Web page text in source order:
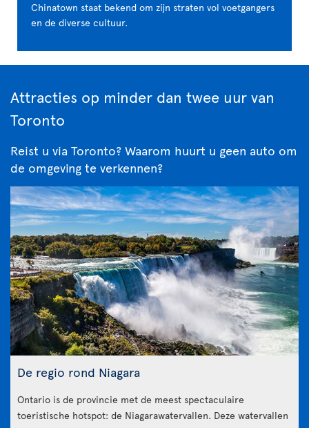
Chinatown staat bekend om zijn straten vol voetgangers
en de diverse cultuur.
Attracties op minder dan twee uur van
Toronto
Reist u via Toronto? Waarom huurt u geen auto om
de omgeving te verkennen?
De regio rond Niagara
Ontario is de provincie met de meest spectaculaire
toeristische hotspot: de Niagarawatervallen. Deze watervallen